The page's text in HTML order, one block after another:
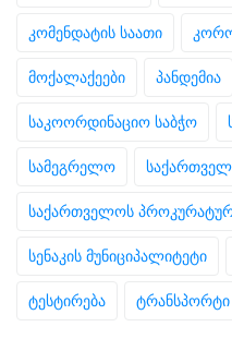
კომენდატის საათი
მოქალაქეები პანდემია
საკოორდინაციო საბჭო
სამეგრელო
საქართველოს
სენაკის მუნიციპალიტეტი
ტესტირება ტრანსპორტი